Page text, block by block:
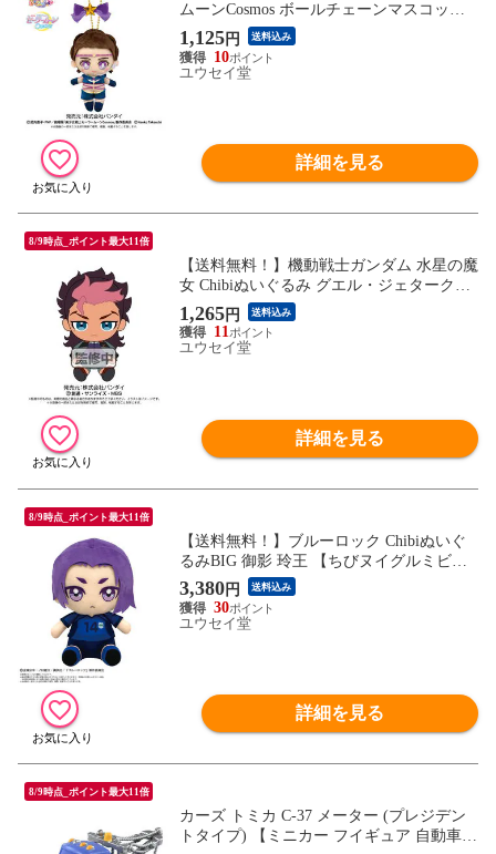
ムーンCosmos ボールチェーンマスコット
ぬいぐるみ セーラースターメイカー 【キ
ーホルダー グッズ 雑貨 ギフト プレゼン
ト】
1,125円 送料込み
10
ユウセイ堂
詳細を見る
8/9時点_ポイント最大11倍
【送料無料！】機動戦士ガンダム 水星の魔
女 Chibiぬいぐるみ グエル・ジェターク
【ちびヌイグルミ グッズ 雑貨 ギフト プレ
ゼント バンダイ】
1,265円 送料込み
11
ユウセイ堂
詳細を見る
8/9時点_ポイント最大11倍
【送料無料！】ブルーロック Chibiぬいぐ
るみBIG 御影 玲王 【ちびヌイグルミビッ
グ グッズ 雑貨 ギフト プレゼント バンダ
イナムコヌイ】
3,380円 送料込み
30
ユウセイ堂
詳細を見る
8/9時点_ポイント最大11倍
カーズ トミカ C-37 メーター (プレジデン
トタイプ) 【ミニカー フイギュア 自動車